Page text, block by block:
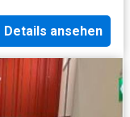
Details ansehen